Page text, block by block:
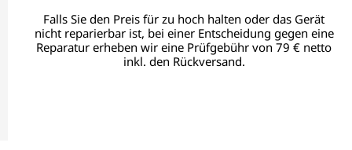
Falls Sie den Preis für zu hoch halten oder das Gerät
nicht reparierbar ist, bei einer Entscheidung gegen eine
Reparatur erheben wir eine Prüfgebühr von 79 € netto
inkl. den Rückversand.